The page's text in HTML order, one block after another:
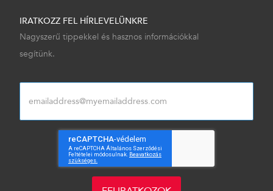
IRATKOZZ FEL HÍRLEVELÜNKRE
Nagyszerű tippekkel és hasznos információkkal
segítünk.